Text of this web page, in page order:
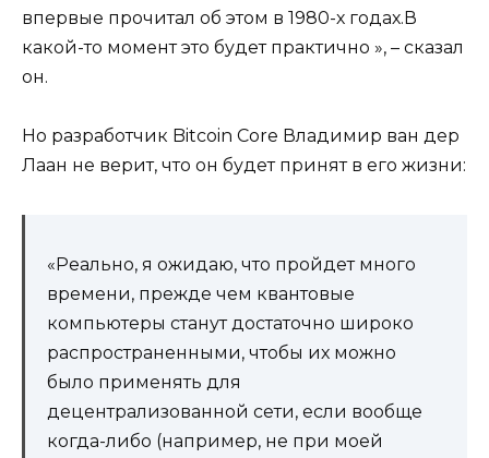
впервые прочитал об этом в 1980-х годах.В
какой-то момент это будет практично », – сказал
он.
Но разработчик Bitcoin Core Владимир ван дер
Лаан не верит, что он будет принят в его жизни:
«Реально, я ожидаю, что пройдет много
времени, прежде чем квантовые
компьютеры станут достаточно широко
распространенными, чтобы их можно
было применять для
децентрализованной сети, если вообще
когда-либо (например, не при моей